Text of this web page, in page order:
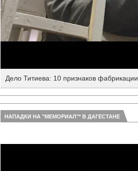
Дело Титиева: 10 признаков фабрикации
НАПАДКИ НА "МЕМОРИАЛ"* В ДАГЕСТАНЕ